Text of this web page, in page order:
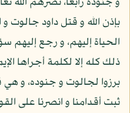
بإذن الله و قتل داود جالوت
الحياة إليهم، و رجع
ذلك كله إلا لكلمة أجراها
برزوا لجالوت و جنوده، و هي
ثبت أقدامنا و انصرنا على